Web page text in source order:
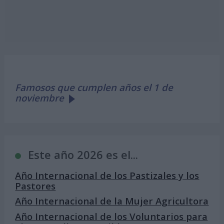
Famosos que cumplen años el 1 de
noviembre
Este año 2026 es el...
Año Internacional de los Pastizales y los
Pastores
Año Internacional de la Mujer Agricultora
Año Internacional de los Voluntarios para